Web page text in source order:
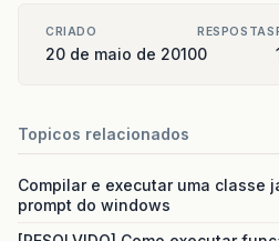
CRIADO
20 de maio de 2010
RESPOSTAS
0
Topicos relacionados
Compilar e executar uma classe
prompt do windows